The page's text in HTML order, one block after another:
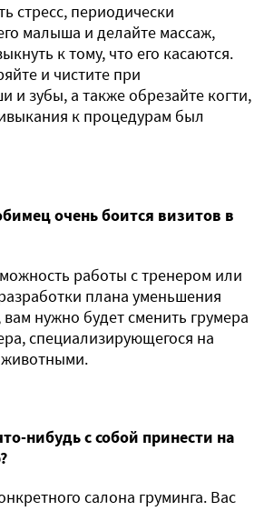
стресс, периодически
малыша и делайте массаж,
к тому, что его касаются.
и чистите при
и зубы, а также обрезайте когти,
к процедурам был
очень боится визитов в
работы с тренером или
плана уменьшения
нужно будет сменить грумера
специализирующегося на
нибудь с собой принести на
салона груминга. Вас